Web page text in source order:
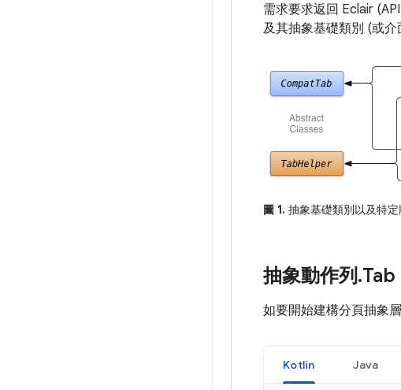
需求要求返回 Eclair
及其抽象基礎類別 (或介
圖 1. 抽象基礎類別以及特定
抽象動作列.Tab
如要開始建構分頁抽象
Kotlin Java